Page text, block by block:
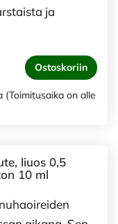
ja
Ostoskoriin
on alle
liuos 0,5
10 ml